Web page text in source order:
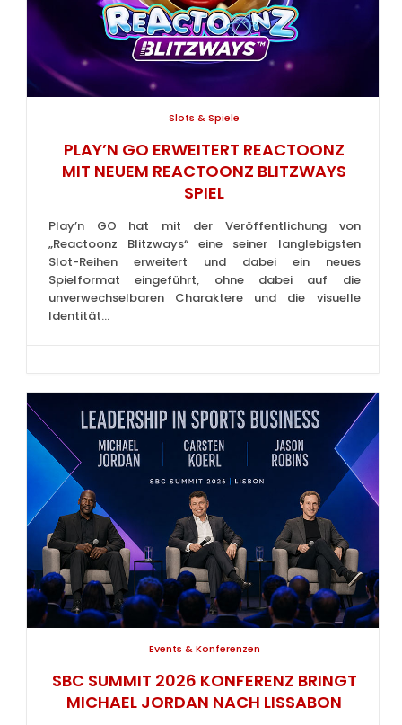
Slots & Spiele
PLAY’N GO ERWEITERT REACTOONZ
MIT NEUEM REACTOONZ BLITZWAYS
SPIEL
Play’n GO hat mit der Veröffentlichung von
„Reactoonz Blitzways“ eine seiner langlebigsten
Slot-Reihen erweitert und dabei ein neues
Spielformat eingeführt, ohne dabei auf die
unverwechselbaren Charaktere und die visuelle
Identität...
Events & Konferenzen
SBC SUMMIT 2026 KONFERENZ BRINGT
MICHAEL JORDAN NACH LISSABON